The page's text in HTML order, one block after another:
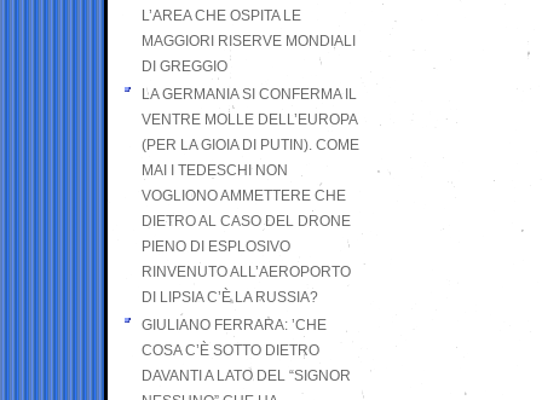
L’AREA CHE OSPITA LE
MAGGIORI RISERVE MONDIALI
DI GREGGIO
LA GERMANIA SI CONFERMA IL
VENTRE MOLLE DELL’EUROPA
(PER LA GIOIA DI PUTIN). COME
MAI I TEDESCHI NON
VOGLIONO AMMETTERE CHE
DIETRO AL CASO DEL DRONE
PIENO DI ESPLOSIVO
RINVENUTO ALL’AEROPORTO
DI LIPSIA C’È LA RUSSIA?
GIULIANO FERRARA: ’CHE
COSA C’È SOTTO DIETRO
DAVANTI A LATO DEL “SIGNOR